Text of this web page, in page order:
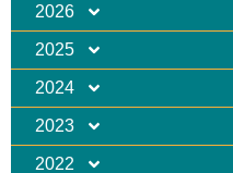
2026
2025
2024
2023
2022